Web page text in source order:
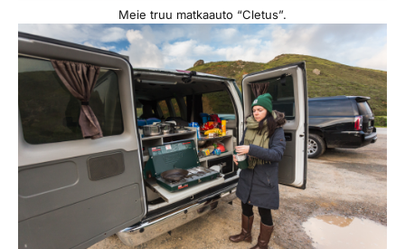
Meie truu matkaauto “Cletus”.